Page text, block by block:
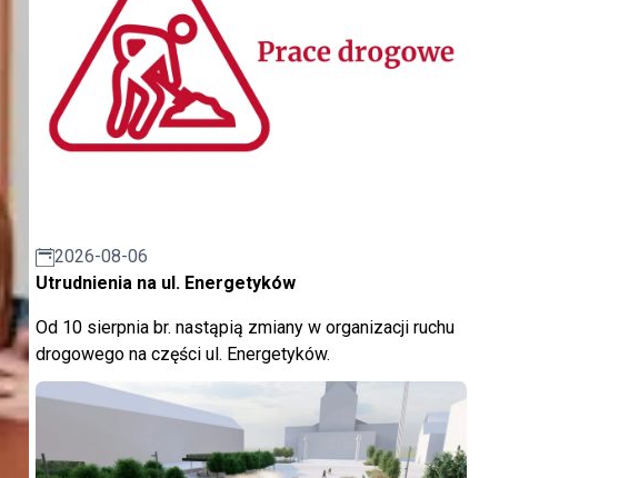
2026-08-06
Utrudnienia na ul. Energetyków
Od 10 sierpnia br. nastąpią zmiany w organizacji ruchu
drogowego na części ul. Energetyków.